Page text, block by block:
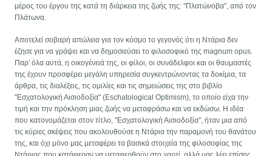
μέρος του έργου της κατά τη διάρκεια της ζωής της: "Πλατώνοβα", από τον
Πλάτωνα.
Αποτελεί σοβαρή απώλεια για τον κόσμο το γεγονός ότι η Ντάρια δεν
έζησε για να γράψει και να δημοσιεύσει το φιλοσοφικό της magnum opus.
Παρ' όλα αυτά, η οικογένειά της, οι φίλοι, οι συνάδελφοι και οι θαυμαστές
της έχουν προσφέρει μεγάλη υπηρεσία συγκεντρώνοντας τα δοκίμια, τα
άρθρα, τις διαλέξεις, τις ομιλίες και τις σημειώσεις της στο βιβλίο
"Εσχατολογική Αισιοδοξία" (Eschatological Optimism), το οποίο είχα την
τιμή και την πρόκληση μιας ζωής να μεταφράσω και να εκδώσω. Η ιδέα
που κατονομάζεται στον τίτλο, "Εσχατολογική Αισιοδοξία", ήταν μια από
τις κύριες σκέψεις που ακολουθούσε η Ντάρια την παραμονή του θανάτου
της, και όχι μόνο μας μεταφέρει τα βασικά στοιχεία της φιλοσοφίας της